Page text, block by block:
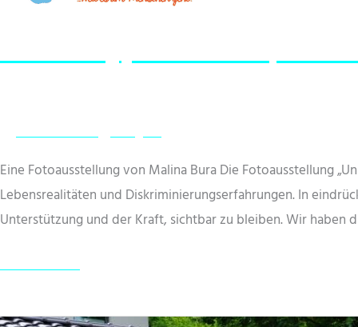
Ausstellung „Unsere Leben,
MuT Aktuelles hitzigerv
Eine Fotoausstellung von Malina Bura Die Fotoausstellung
Lebensrealitäten und Diskriminierungserfahrungen. In
Unterstützung und der Kraft, sichtbar zu bleiben. Wir
Ausstellung
Leben,
Weiterlesen »